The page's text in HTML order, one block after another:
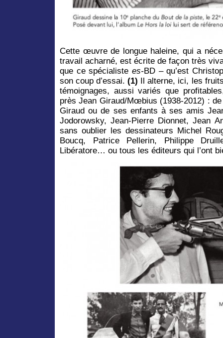
Cette œuvre de longue haleine, qui a
travail acharné, est écrite de façon très
que ce spécialiste es-BD – qu’est
son coup d’essai.(1) Il alterne, ici, les
témoignages, aussi variés que
près Jean Giraud/Mœbius (1938-2012) :
Giraud ou de ses enfants à ses amis
Jodorowsky, Jean-Pierre Dionnet, Jean
sans oublier les dessinateurs Michel
Boucq, Patrice Pellerin, Philippe
Libératore… ou tous les éditeurs qui l’ont